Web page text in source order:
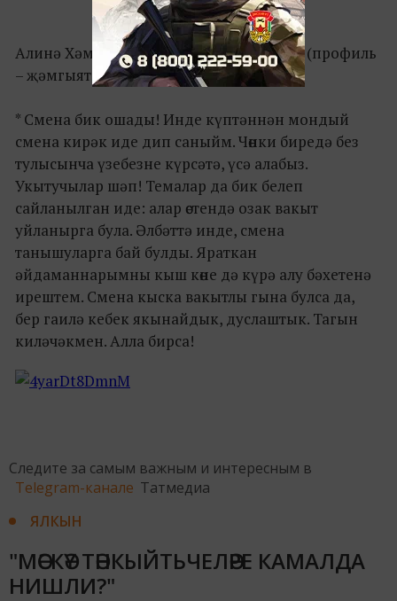
Алинә Хәмидуллина, катнашучы, Казан (профиль
– җәмгыять белеме):
* Смена бик ошады! Инде күптәннән мондый
смена кирәк иде дип саныйм. Чөнки биредә без
тулысынча үзебезне күрсәтә, үсә алабыз.
Укытучылар шәп! Темалар да бик белеп
сайланылган иде: алар өстендә озак вакыт
уйланырга була. Әлбәттә инде, смена
танышуларга бай булды. Яраткан
әйдаманнарымны кыш көне дә күрә алу бәхетенә
ирештем. Смена кыска вакытлы гына булса да,
бер гаилә кебек якынайдык, дуслаштык. Тагын
киләчәкмен. Алла бирса!
Следите за самым важным и интересным в
Telegram-канале Татмедиа
ЯЛКЫН
"МӘСКӘҮ ТӘНКЫЙТЬЧЕЛӘРЕ КАМАЛДА
НИШЛИ?"